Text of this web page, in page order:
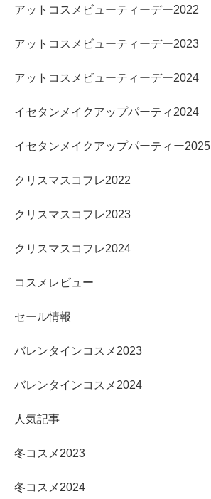
アットコスメビューティーデー2022
アットコスメビューティーデー2023
アットコスメビューティーデー2024
イセタンメイクアップパーティ2024
イセタンメイクアップパーティー2025
クリスマスコフレ2022
クリスマスコフレ2023
クリスマスコフレ2024
コスメレビュー
セール情報
バレンタインコスメ2023
バレンタインコスメ2024
人気記事
冬コスメ2023
冬コスメ2024